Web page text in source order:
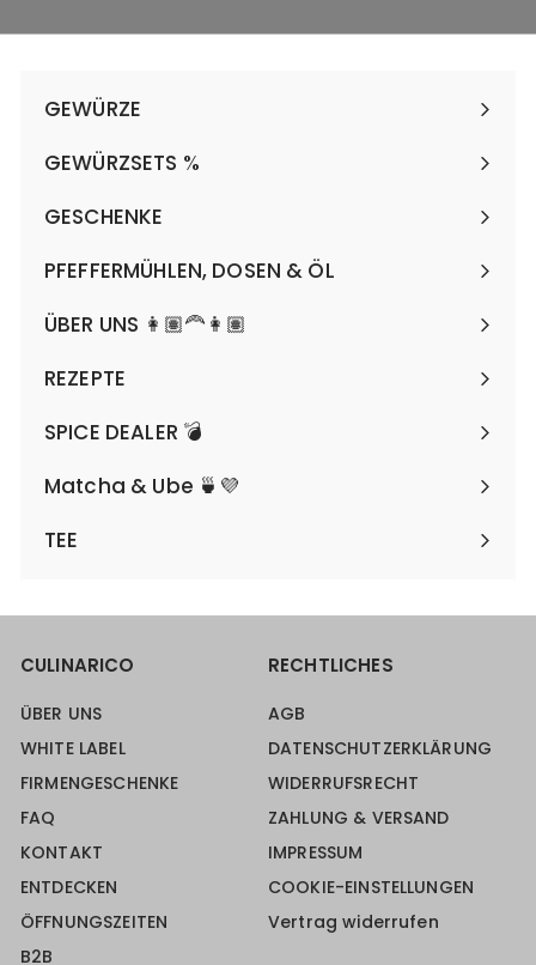
GEWÜRZE
Menü
maximieren
GEWÜRZSETS %
Menü
maximieren
GESCHENKE
Menü
maximieren
PFEFFERMÜHLEN, DOSEN & ÖL
Menü
maximieren
ÜBER UNS 👩🏽‍🦰👩🏽
REZEPTE
SPICE DEALER 💣
Matcha & Ube 🍵💜
TEE
CULINARICO
ÜBER UNS
WHITE LABEL
FIRMENGESCHENKE
FAQ
KONTAKT
ENTDECKEN
ÖFFNUNGSZEITEN
B2B
RECHTLICHES
AGB
DATENSCHUTZERKLÄRUNG
WIDERRUFSRECHT
ZAHLUNG & VERSAND
IMPRESSUM
COOKIE-EINSTELLUNGEN
Vertrag widerrufen